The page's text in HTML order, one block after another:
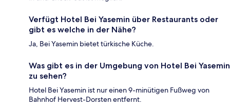
Verfügt Hotel Bei Yasemin über Restaurants oder
gibt es welche in der Nähe?
Ja, Bei Yasemin bietet türkische Küche.
Was gibt es in der Umgebung von Hotel Bei Yasemin
zu sehen?
Hotel Bei Yasemin ist nur einen 9-minütigen Fußweg von
Bahnhof Hervest-Dorsten entfernt.